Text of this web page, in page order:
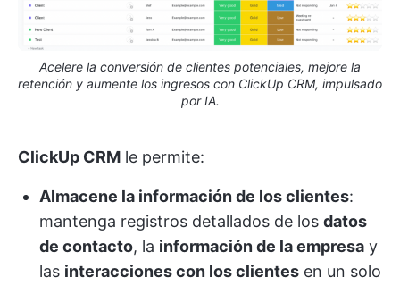
Acelere la conversión de clientes potenciales, mejore la
retención y aumente los ingresos con ClickUp CRM, impulsado
por IA.
ClickUp CRM le permite:
Almacene la información de los clientes:
mantenga registros detallados de los datos
de contacto, la información de la empresa y
las interacciones con los clientes en un solo